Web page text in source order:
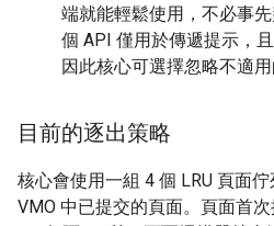
端就能輕鬆使用，不必事
個 API 僅用於傳遞提示，
因此核心可選擇忽略不適用
目前的逐出策略
核心會使用一組 4 個 LRU 頁面
VMO 中已提交的頁面。頁面首